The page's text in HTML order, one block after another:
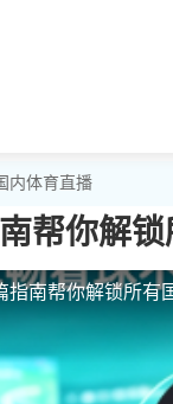
内体育直播
帮你解
指南帮你解锁所有